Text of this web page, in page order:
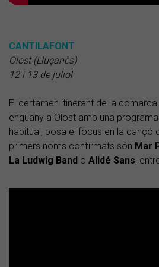
CANTILAFONT
Olost (Lluçanès)
12 i 13 de juliol
El certamen itinerant de la
enguany a Olost amb una
habitual, posa el focus en la cançó
primers noms confirmats són Mar
La Ludwig Band o Alidé Sans,